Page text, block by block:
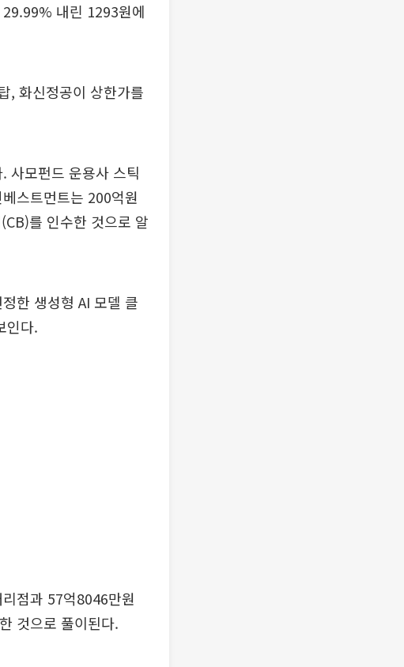
내린 1293원에
, 화신정공이 상한가를
사모펀드 운용사 스틱
스트먼트는 200억원
를 인수한 것으로 알
한 생성형 AI 모델 클
인다.
점과 57억8046만원
것으로 풀이된다.